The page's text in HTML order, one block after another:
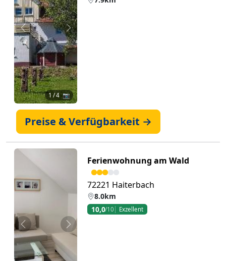
Zurück Weiter
1 / 4 📷
Preise & Verfügbarkeit →
Zurück Weiter
Ferienwohnung am Wald
72221 Haiterbach
8.0km
10,0/10 Exzellent